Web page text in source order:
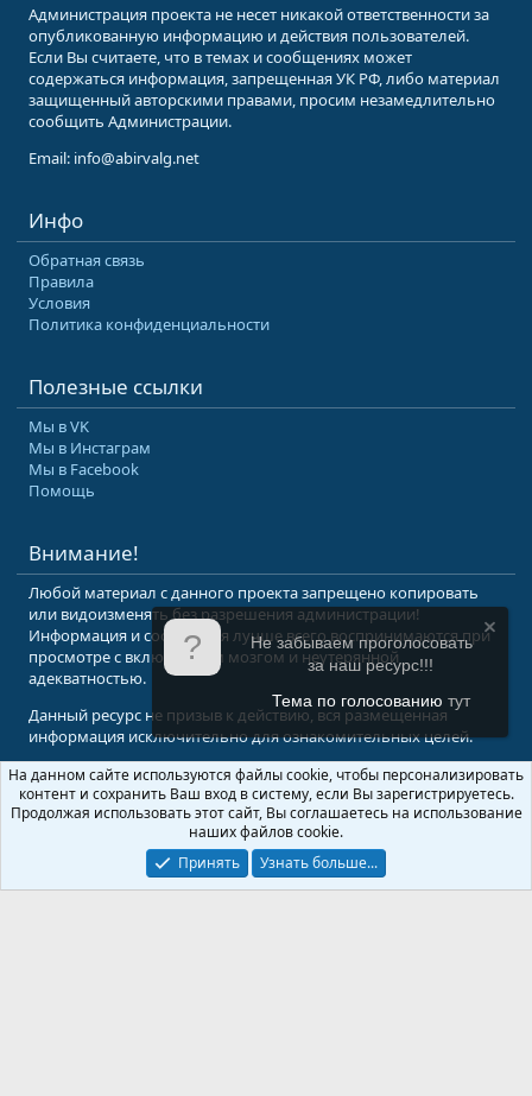
Администрация проекта не несет никакой ответственности за
опубликованную информацию и действия пользователей.
Если Вы считаете, что в темах и сообщениях может
содержаться информация, запрещенная УК РФ, либо материал
защищенный авторскими правами, просим незамедлительно
сообщить Администрации.
Email: info@abirvalg.net
Инфо
Обратная связь
Правила
Условия
Политика конфиденциальности
Полезные ссылки
Мы в VK
Мы в Инстаграм
Мы в Facebook
Помощь
Внимание!
Любой материал с данного проекта запрещено копировать
или видоизменять без разрешения администрации!
Информация и сообщения лучше всего воспринимаются при
просмотре с включенным мозгом и неутерянной
адекватностью.
Данный ресурс не призыв к действию, вся размещенная
информация исключительно для ознакомительных целей.
© 2008-2026 Форум Абырвалг.нет - подводная охота, дайвинг, туризм
Перевод: XenForo.Info
Не забываем проголосовать
за наш ресурс!!!
Тема по голосованию тут
На данном сайте используются файлы cookie, чтобы персонализировать
контент и сохранить Ваш вход в систему, если Вы зарегистрируетесь.
Продолжая использовать этот сайт, Вы соглашаетесь на использование
наших файлов cookie.
Принять
Узнать больше...